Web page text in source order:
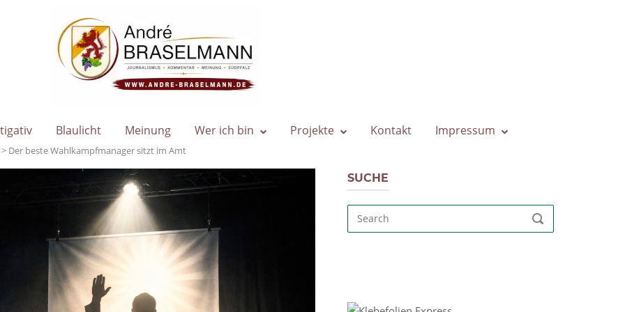
Blaulicht Meinung Wer ich bin Projekte Kontakt Impressum
> Der beste Wahlkampfmanager sitzt im Amt
SUCHE
Search
for:
SEARCH